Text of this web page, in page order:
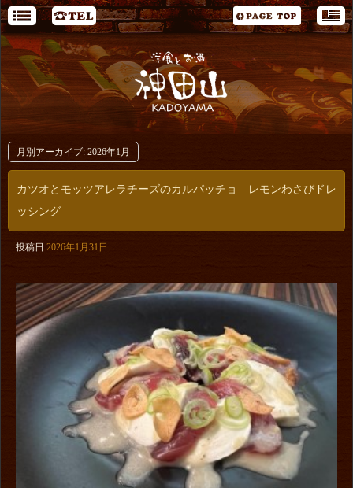
月別アーカイブ: 2026年1月
カツオとモッツアレラチーズのカルパッチョ レモンわさびドレ
ッシング
投稿日 2026年1月31日